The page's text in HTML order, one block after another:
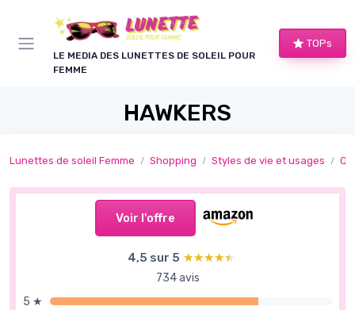
LE MEDIA DES LUNETTES DE SOLEIL POUR
FEMME
TOPs
HAWKERS
Lunettes de soleil Femme Shopping Styles de vie et usages
Voir l'offre
4,5 sur 5 ★★★★★
★★★★★
734 avis
5 ★